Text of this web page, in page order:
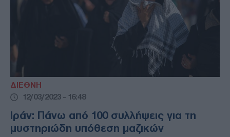
ΔΙΕΘΝΗ
12/03/2023 - 16:48
Ιράν: Πάνω από 100 συλλήψεις για τη
μυστηριώδη υπόθεση μαζικών